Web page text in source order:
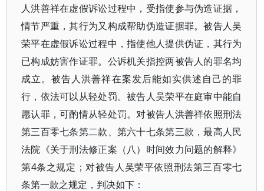
人洪善祥在虚假诉讼过程中，受指使参与伪造证据，
情节严重，其行为又构成帮助伪造证据罪。被告人吴
荣平在虚假诉讼过程中，指使他人提供伪证，其行为
已构成妨害作证罪。公诉机关指控两被告人的罪名均
成立。被告人洪善祥在案发后能如实供述自己的罪
行，依法可以从轻处罚。被告人吴荣平在庭审中能自
愿认罪，可酌情从轻处罚。对被告人洪善祥依照刑法
第三百零七条第二款、第六十七条第三款，最高人民
法院《关于刑法修正案（八）时间效力问题的解释》
第4条之规定；对被告人吴荣平依照刑法第三百零七
条第一款之规定，判决如下：